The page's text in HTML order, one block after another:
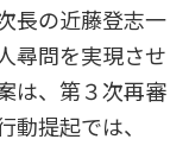
長の近藤登志一
尋問を実現させ
は、第３次再審
動提起では、